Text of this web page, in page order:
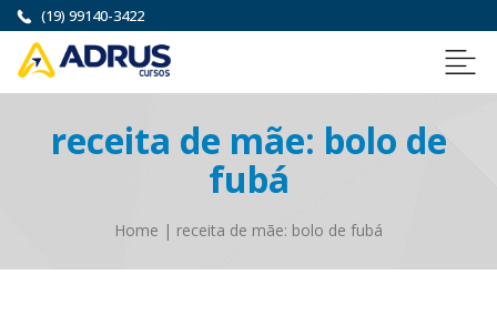
(19) 99140-3422
receita de mãe: bolo de
fubá
Home | receita de mãe: bolo de fubá